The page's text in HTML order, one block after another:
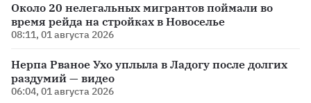
Около 20 нелегальных мигрантов поймали во
время рейда на стройках в Новоселье
08:11, 01 августа 2026
Нерпа Рваное Ухо уплыла в Ладогу после долгих
раздумий — видео
06:04, 01 августа 2026